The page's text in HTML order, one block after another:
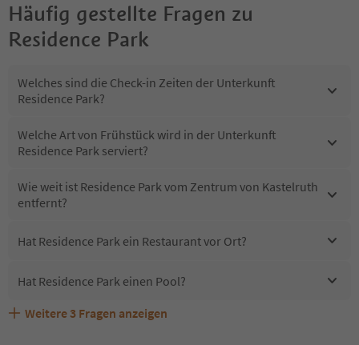
Häufig gestellte Fragen zu
Residence Park
Welches sind die Check-in Zeiten der Unterkunft
Residence Park?
Welche Art von Frühstück wird in der Unterkunft
Residence Park serviert?
Wie weit ist Residence Park vom Zentrum von Kastelruth
entfernt?
Hat Residence Park ein Restaurant vor Ort?
Hat Residence Park einen Pool?
Sind Haustiere in der Unterkunft Residence Park
Welche Services bietet Residence Park?
Erhalten die Gäste von Residence Park einen Südtirol
Weitere 3 Fragen anzeigen